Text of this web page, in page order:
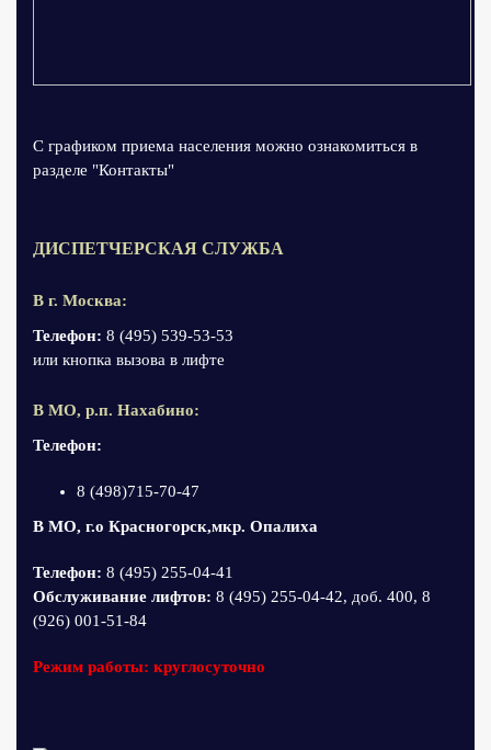
С графиком приема населения можно ознакомиться в
разделе "Контакты"
ДИСПЕТЧЕРСКАЯ СЛУЖБА
В г. Москва:
Телефон: 8 (495) 539-53-53
или кнопка вызова в лифте
В МО, р.п. Нахабино:
Телефон:
8 (498)715-70-47
В МО, г.о Красногорск,мкр. Опалиха
Телефон: 8 (495) 255-04-41
Обслуживание лифтов: 8 (495) 255-04-42, доб. 400, 8
(926) 001-51-84
Режим работы: круглосуточно